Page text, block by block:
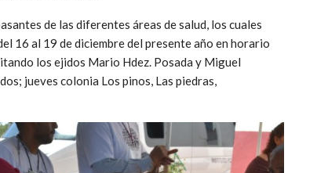
de las diferentes áreas de salud, los cuales
16 al 19 de diciembre del presente año en horario
los ejidos Mario Hdez. Posada y Miguel
jueves colonia Los pinos, Las piedras,